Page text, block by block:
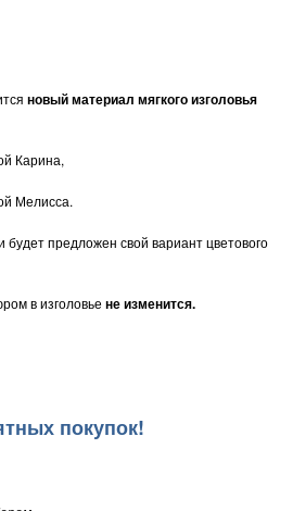
новый материал мягкого изголовья
Карина,
Мелисса.
предложен свой вариант цветового
в изголовье не изменится.
покупок!